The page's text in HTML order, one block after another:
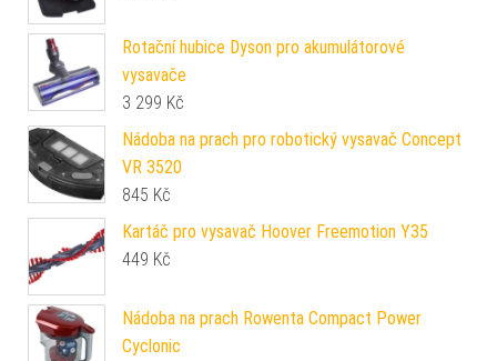
Rotační hubice Dyson pro akumulátorové
vysavače
3 299 Kč
Nádoba na prach pro robotický vysavač Concept
VR 3520
845 Kč
Kartáč pro vysavač Hoover Freemotion Y35
449 Kč
Nádoba na prach Rowenta Compact Power
Cyclonic